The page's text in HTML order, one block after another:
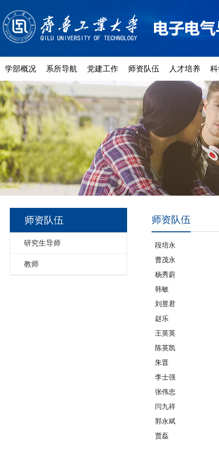
学部概况 系所导航 党建工作 师资队伍 人才培养
师资队伍
研究生导师
教师
师资队伍
段培永
曹茂永
杨秀蔚
韩敏
刘昱君
赵乐
王英英
陈英凯
朱晋
李士强
张伟忠
闫九祥
郭永斌
贾磊